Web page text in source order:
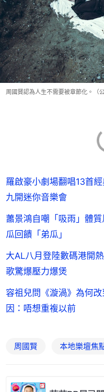
周國賢認為人生不需要被章節化。（公
羅啟豪小劇場翻唱13首
九開迷你音樂會
蕭景鴻自嘲「吸雨」體
瓜回饋「弟瓜」
大AL八月登陸數碼港開
歌驚爆壓力爆煲
容祖兒問《漩渦》為何
因：唔想重複以前
周國賢 本地樂壇焦